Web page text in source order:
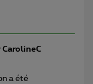
CarolineC
a été